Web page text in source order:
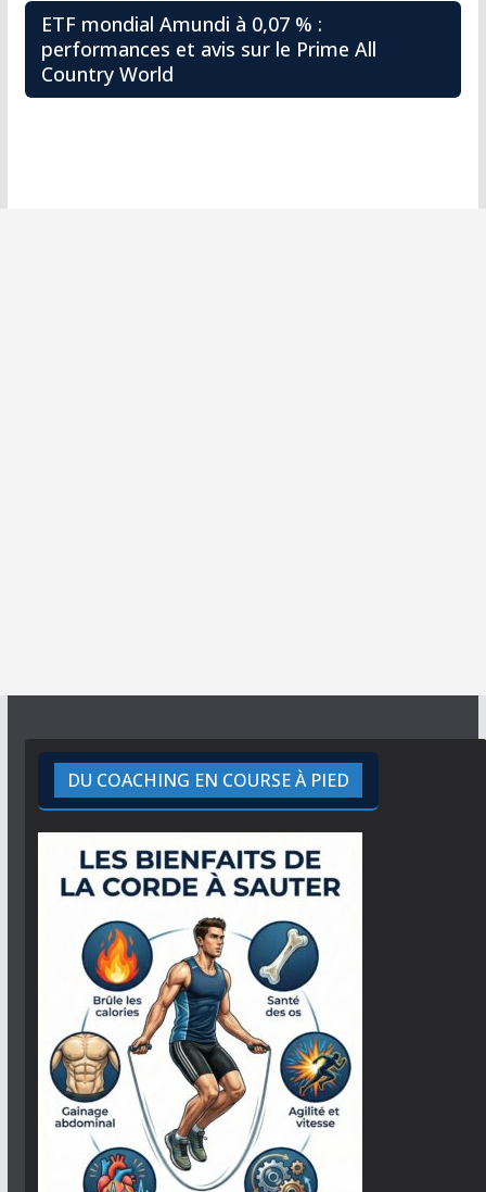
ETF mondial Amundi à 0,07 % :
performances et avis sur le Prime All
Country World
DU COACHING EN COURSE À PIED